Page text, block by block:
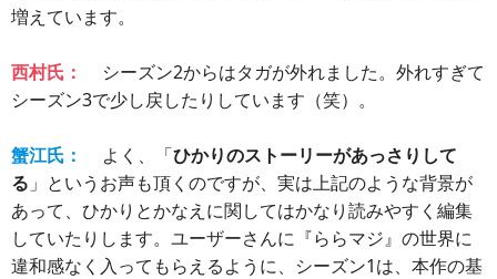
増えています。
西村氏：
シーズン2からはタガが外れました。外れすぎて
シーズン3で少し戻したりしています（笑）。
蟹江氏： よく、「ひかりのストーリーがあっさりして
る 」というお声も頂くのですが、実は上記のような背景が
あって、ひかりとかなえに関してはかなり読みやすく編集
していたりします。ユーザーさんに『ららマジ』の世界に
違和感なく入ってもらえるように、シーズン1は、本作の基